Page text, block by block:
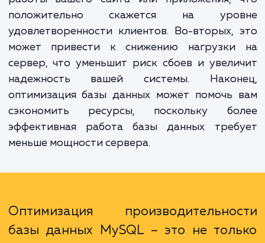
для улучшения.
Преимущества этой услуги
первых, улучшение производительности
данных может значительно увеличить
работы вашего сайта или приложения,
положительно скажется на
удовлетворенности клиентов. Во-вторых,
сервер, что уменьшит риск сбоев и
оптимизация базы данных может помочь
сэкономить ресурсы, поскольку